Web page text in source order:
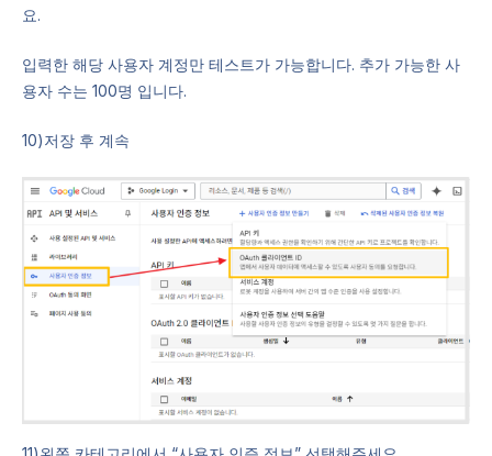
요.
입력한 해당 사용자 계정만 테스트가 가능합니다. 추가 가능한 사
용자 수는 100명 입니다.
10)저장 후 계속